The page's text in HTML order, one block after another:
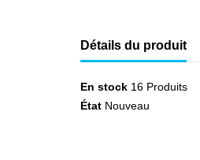
Détails du produit
En stock 16 Produits
État Nouveau